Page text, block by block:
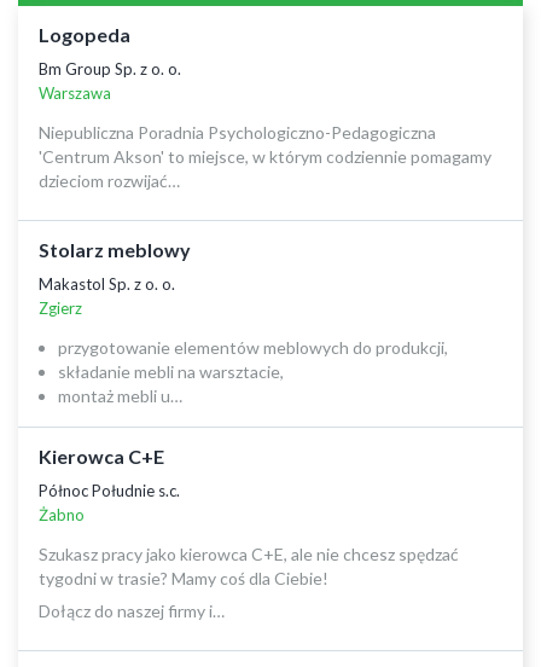
Logopeda
Bm Group Sp. z o. o.
Warszawa
Niepubliczna Poradnia Psychologiczno-Pedagogiczna
'Centrum Akson' to miejsce, w którym codziennie pomagamy
dzieciom rozwijać…
Stolarz meblowy
Makastol Sp. z o. o.
Zgierz
przygotowanie elementów meblowych do produkcji,
składanie mebli na warsztacie,
montaż mebli u…
Kierowca C+E
Północ Południe s.c.
Żabno
Szukasz pracy jako kierowca C+E, ale nie chcesz spędzać
tygodni w trasie? Mamy coś dla Ciebie!
Dołącz do naszej firmy i…